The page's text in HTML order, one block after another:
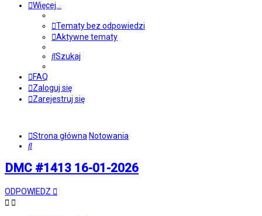
Więcej…
Tematy bez odpowiedzi
Aktywne tematy
Szukaj
FAQ
Zaloguj się
Zarejestruj się
Strona główna Notowania
Szukaj
DMC #1413 16-01-2026
ODPOWIEDZ